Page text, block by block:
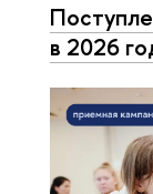
в 2026